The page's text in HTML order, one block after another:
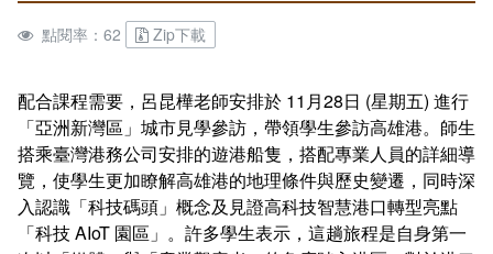
課程地圖主頁
點閱率：62 Zip下載
配合課程需要，呂昆樺老師安排於 11月28日 (星期五) 進行
「亞洲新灣區」城市見學參訪，帶領學生參訪高雄港。師生
搭乘臺灣港務公司安排的遊港船隻，搭配專業人員的詳細導
覽，使學生更加瞭解高雄港的地理條件與歷史變遷，同時深
入認識「科技碼頭」概念及見證高科技智慧港口轉型亮點
「科技 AIoT 園區」。許多學生表示，這趟旅程是自身第一